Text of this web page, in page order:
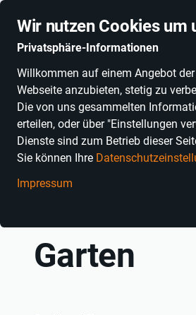
Wir nutzen Cookies um
Privatsphäre-Informationen
Willkommen auf einem Angebot
Webseite anzubieten, stetig zu
Die von uns gesammelten
erteilen, oder über "Einstellungen
Dienste sind zum Betrieb dieser
Sie können Ihre
Impressum
PRODUKTKATEGORIEN
Garten